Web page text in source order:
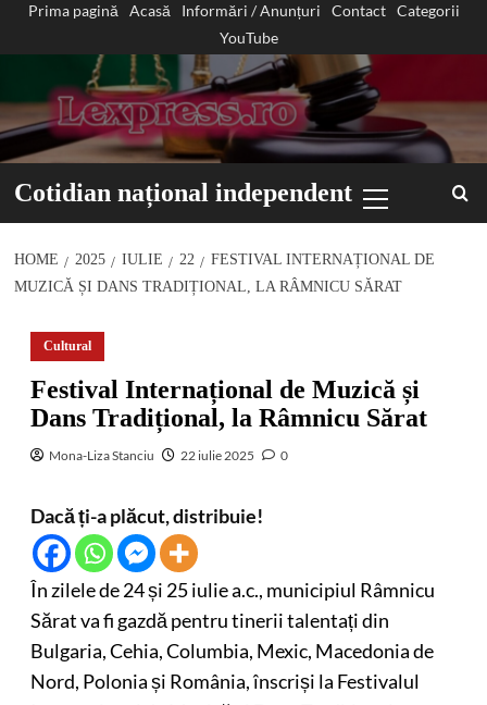
Prima pagină Acasă Informări / Anunțuri Contact
Categorii
YouTube
Cotidian național independent
Menu
HOME 2025 IULIE 22
FESTIVAL INTERNAȚIONAL DE
MUZICĂ ȘI DANS TRADIȚIONAL, LA RÂMNICU SĂRAT
Cultural
Festival Internațional de Muzică și
Dans Tradițional, la Râmnicu Sărat
Mona-Liza Stanciu 22 iulie 2025 0
Dacă ți-a plăcut, distribuie!
În zilele de 24 și 25 iulie a.c., municipiul Râmnicu
Sărat va fi gazdă pentru tinerii talentați din
Bulgaria, Cehia, Columbia, Mexic, Macedonia de
Nord, Polonia și România, înscriși la Festivalul